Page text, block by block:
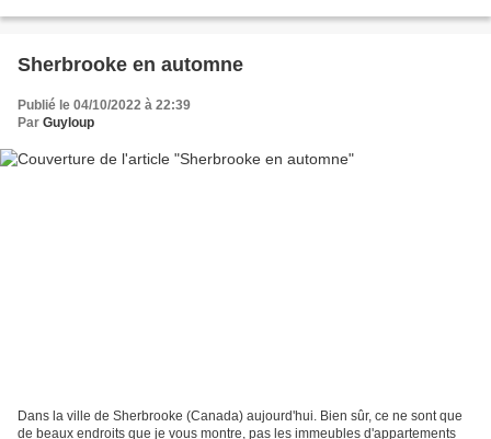
Sherbrooke en automne
Publié le 04/10/2022 à 22:39
Par Guyloup
Dans la ville de Sherbrooke (Canada) aujourd'hui. Bien sûr, ce ne sont que
de beaux endroits que je vous montre, pas les immeubles d'appartements